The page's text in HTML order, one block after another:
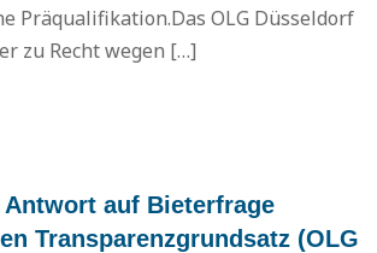
Präqualifikation.Das OLG Düsseldorf
zu Recht wegen […]
Antwort auf Bieterfrage
Transparenzgrundsatz (OLG